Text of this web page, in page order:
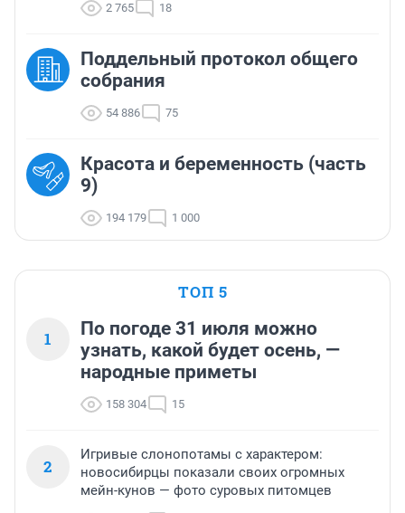
2 765 18
Поддельный протокол общего
собрания
54 886 75
Красота и беременность (часть
9)
194 179 1 000
ТОП 5
1
По погоде 31 июля можно
узнать, какой будет осень, —
народные приметы
158 304 15
2
Игривые слонопотамы с характером:
новосибирцы показали своих огромных
мейн-кунов — фото суровых питомцев